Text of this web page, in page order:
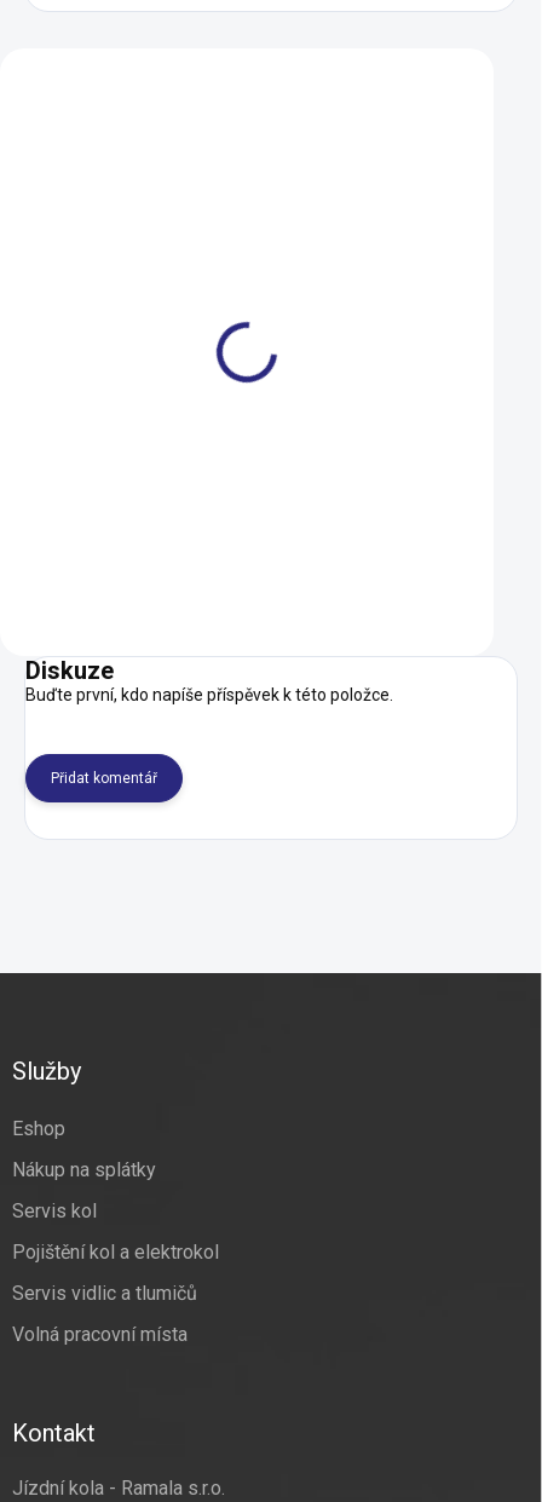
Diskuze
Buďte první, kdo napíše příspěvek k této položce.
Přidat komentář
Služby
Eshop
Nákup na splátky
Servis kol
Pojištění kol a elektrokol
Servis vidlic a tlumičů
Volná pracovní místa
Kontakt
Jízdní kola - Ramala s.r.o.